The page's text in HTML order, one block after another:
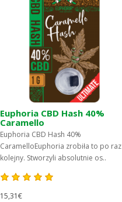
Euphoria CBD Hash 40%
Caramello
Euphoria CBD Hash 40%
CaramelloEuphoria zrobiła to po raz
kolejny. Stworzyli absolutnie os..
15,31€